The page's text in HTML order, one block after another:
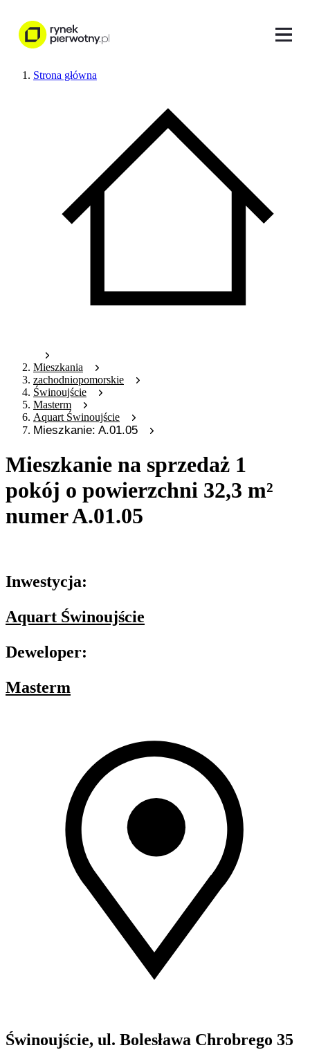
Strona główna
Mieszkania
zachodniopomorskie
Świnoujście
Masterm
Aquart Świnoujście
Mieszkanie: A.01.05
Mieszkanie na sprzedaż 1
pokój o powierzchni 32,3 m²
numer A.01.05
Inwestycja:
Aquart Świnoujście
Deweloper:
Masterm
Świnoujście, ul. Bolesława Chrobrego 35